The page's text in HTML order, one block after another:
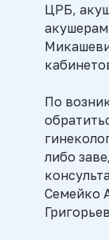
ЦРБ,
По
либо
Семейко